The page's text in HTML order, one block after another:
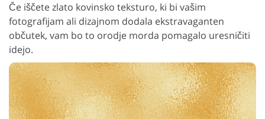
Če iščete zlato kovinsko teksturo, ki bi vašim
fotografijam ali dizajnom dodala ekstravaganten
občutek, vam bo to orodje morda pomagalo uresničiti
idejo.